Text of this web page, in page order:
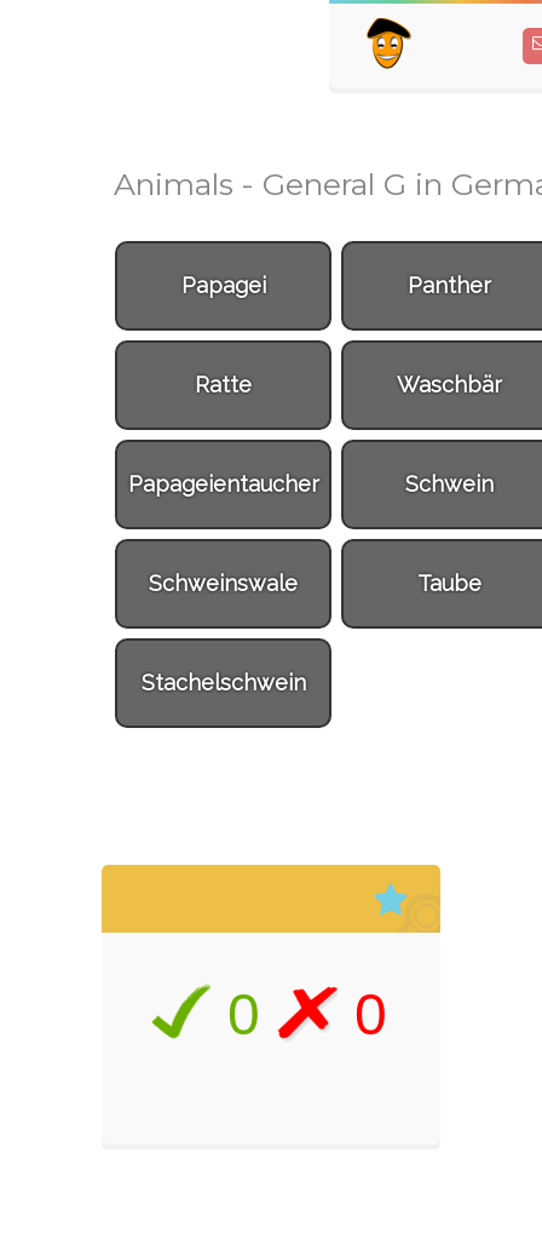
Animals - General G in
Papagei Panther
Ratte Waschbär
Papageientaucher Schwein
Schweinswale Taube
Stachelschwein
0 0